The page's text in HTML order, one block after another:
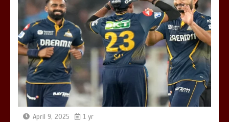
April 9, 2025 1 yr